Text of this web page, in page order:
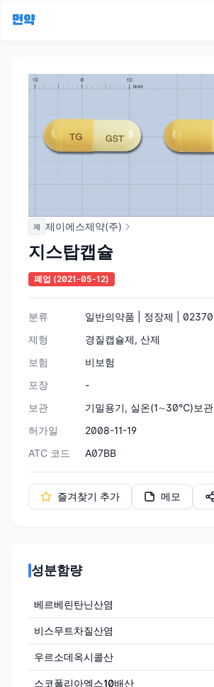
먼약
제 제이에스제약(주)
지스탑캡슐
폐업 (2021-05-12)
분류
일반의약품 | 정장제 | 02370
제형
경질캡슐제, 산제
보험
비보험
포장
-
보관
기밀용기, 실온(1∼30℃)보관
허가일
2008-11-19
ATC 코드
A07BB
즐겨찾기 추가 메모
성분함량
베르베린탄닌산염
비스무트차질산염
우르소데옥시콜산
스코폴리아엑스10배산